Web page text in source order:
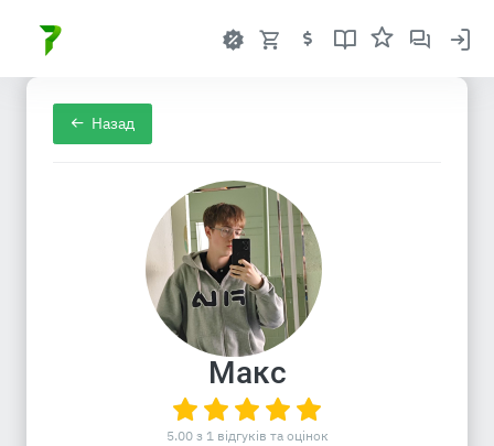
Назад
Макс
5.00 з 1 відгуків та оцінок